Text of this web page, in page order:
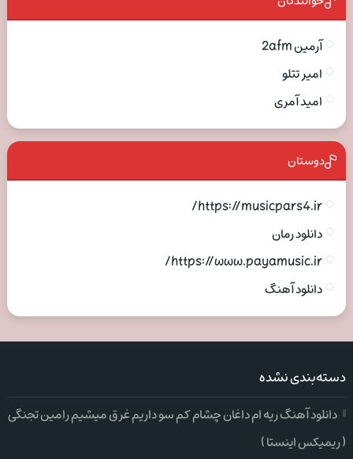
آرمین 2afm
امیر تتلو
امید آمری
دوستان
https://musicpars4.ir/
دانلود رمان
https://www.payamusic.ir/
دانلود آهنگ
دسته‌بندی نشده
دانلود آهنگ ریه ام داغان چشام کم سو داریم غرق میشیم رامین تجنگی
( ریمیکس اینستا )